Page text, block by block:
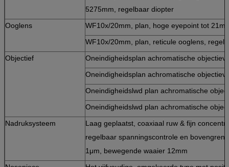
5275mm, regelbaar diopter
Ooglens
WF10x/20mm, plan, hoge eyepoint tot
WF10x/20mm, plan, reticule ooglens,
Objectief
Oneindigheidsplan achromatische
Oneindigheidsplan achromatische
Oneindigheidslwd plan achromatische
Oneindigheidslwd plan achromatische
Nadruksysteem
Laag geplaatst, coaxiaal ruw & fijn
regelbaar spanningscontrole en
1μm, bewegende waaier 12mm